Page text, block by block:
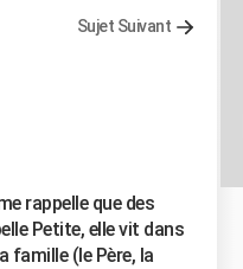
Sujet Suivant
rappelle que des
Petite, elle vit dans
famille (le Père, la